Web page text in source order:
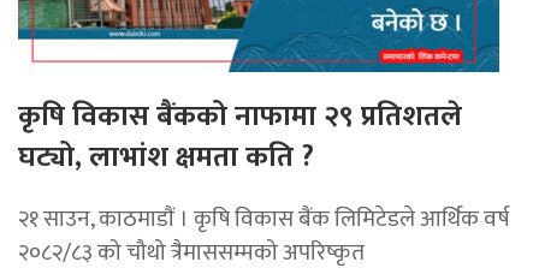
कृषि विकास बैंकको नाफामा २९ प्रतिशतले
घट्यो, लाभांश क्षमता कति ?
२१ साउन, काठमाडाैं । कृषि विकास बैंक लिमिटेडले आर्थिक वर्ष
२०८२/८३ को चौथो त्रैमाससम्मको अपरिष्कृत